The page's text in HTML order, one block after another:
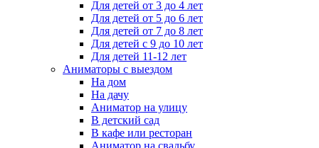
Для детей от 3 до 4 лет
Для детей от 5 до 6 лет
Для детей от 7 до 8 лет
Для детей с 9 до 10 лет
Для детей 11-12 лет
Аниматоры с выездом
На дом
На дачу
Аниматор на улицу
В детский сад
В кафе или ресторан
Аниматор на свадьбу